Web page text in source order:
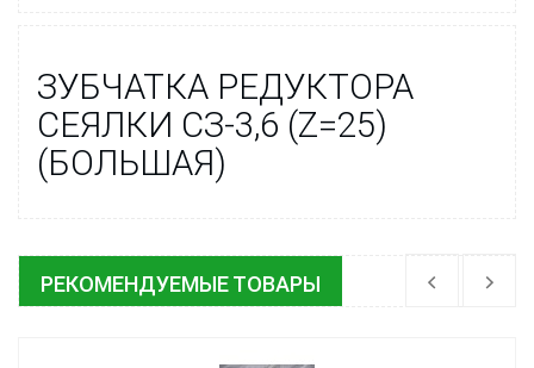
ЗУБЧАТКА РЕДУКТОРА
СЕЯЛКИ СЗ-3,6 (Z=25)
(БОЛЬШАЯ)
РЕКОМЕНДУЕМЫЕ ТОВАРЫ